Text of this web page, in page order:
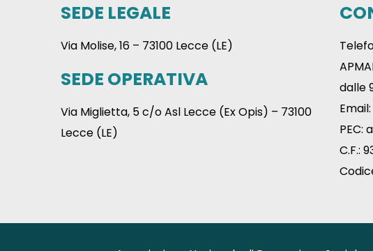
SEDE LEGALE
Via Molise, 16 – 73100 Lecce (LE)
SEDE OPERATIVA
Via Miglietta, 5 c/o Asl Lecce (Ex Opis) – 73100
Lecce (LE)
dalle
Email:
PEC:
C.F.: